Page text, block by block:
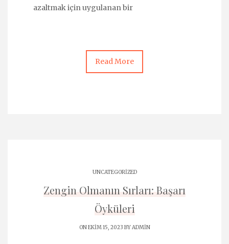
azaltmak için uygulanan bir
Read More
UNCATEGORIZED
Zengin Olmanın Sırları: Başarı
Öyküleri
ON EKIM 15, 2023 BYADMIN